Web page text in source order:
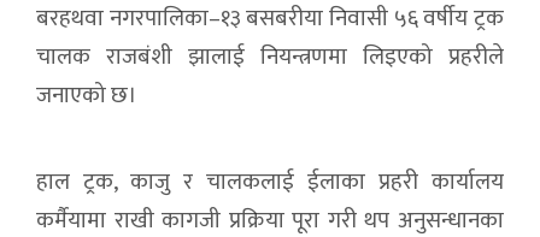
बरहथवा नगरपालिका–१३ बसबरीया निवासी ५६ वर्षीय ट्रक
चालक राजबंशी झालाई नियन्त्रणमा लिइएको प्रहरीले
जनाएको छ।
हाल ट्रक, काजु र चालकलाई ईलाका प्रहरी कार्यालय
कर्मैयामा राखी कागजी प्रक्रिया पूरा गरी थप अनुसन्धानका